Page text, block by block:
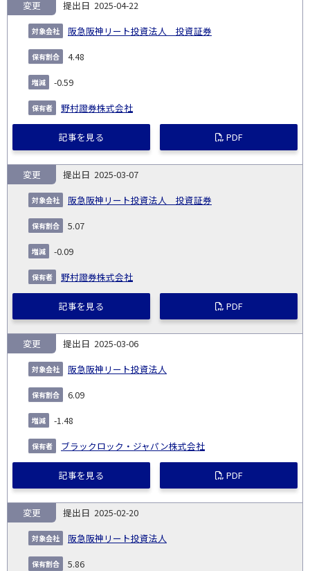
2025-04-22
阪急阪神リート投資法人 投資証券
変更
4.48
-0.59
野村證券株式会社
記事を見る PDF
2025-03-07
阪急阪神リート投資法人 投資証券
変更
5.07
-0.09
野村證券株式会社
記事を見る PDF
2025-03-06
阪急阪神リート投資法人
変更
6.09
-1.48
ブラックロック・ジャパン株式会社
記事を見る PDF
2025-02-20
阪急阪神リート投資法人
変更
5.86